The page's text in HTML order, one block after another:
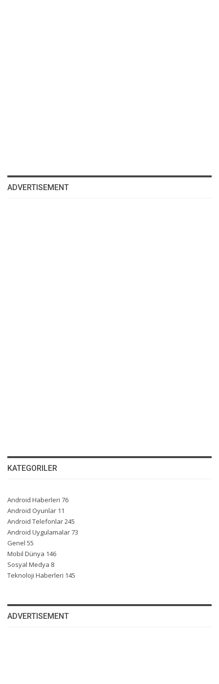
ADVERTISEMENT
KATEGORILER
Android Haberleri 76
Android Oyunlar 11
Android Telefonlar245
Android Uygulamalar73
Genel 55
Mobil Dünya 146
Sosyal Medya 8
Teknoloji Haberleri 145
ADVERTISEMENT